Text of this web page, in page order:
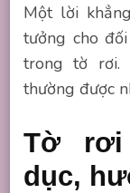
Một lời
tưởng cho
trong tờ rơi.
thường được
Tờ rơi
dục,